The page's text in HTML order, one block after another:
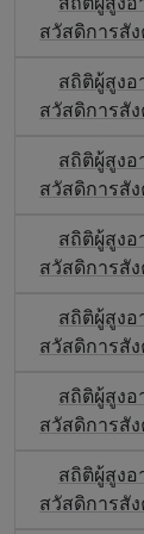
สวัสดิการสั
สถิติผู้สูง
สวัสดิการสั
สถิติผู้สูง
สวัสดิการสั
สถิติผู้สูง
สวัสดิการสั
สถิติผู้สูง
สวัสดิการสั
สถิติผู้สูง
สวัสดิการสั
สถิติผู้สูง
สวัสดิการสั